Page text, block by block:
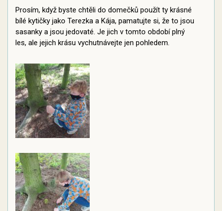
Prosím, když byste chtěli do domečků použít ty krásné
bílé kytičky jako Terezka a Kája, pamatujte si, že to jsou
sasanky a jsou jedovaté. Je jich v tomto období plný
les, ale jejich krásu vychutnávejte jen pohledem.